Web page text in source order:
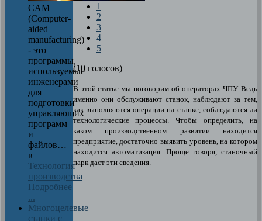
1
2
3
4
5
(10 голосов)
В этой статье мы поговорим об операторах ЧПУ. Ведь
именно они обслуживают станок, наблюдают за тем,
как выполняются операции на станке, соблюдаются ли
технологические процессы. Чтобы определить, на
каком производственном развитии находится
предприятие, достаточно выявить уровень, на котором
находится автоматизация. Проще говоря, станочный
парк даст эти сведения.
CAM –
(Computer-
aided
manufacturing)
- это
программы,
используемые
инженерами
для
подготовки
управляющих
программ
и
файлов…
в
Технология
производства
Подробнее
...
Многоцелевые
станки с